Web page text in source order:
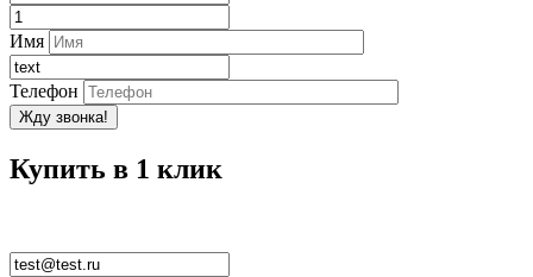
Имя
Телефон
Купить в 1 клик